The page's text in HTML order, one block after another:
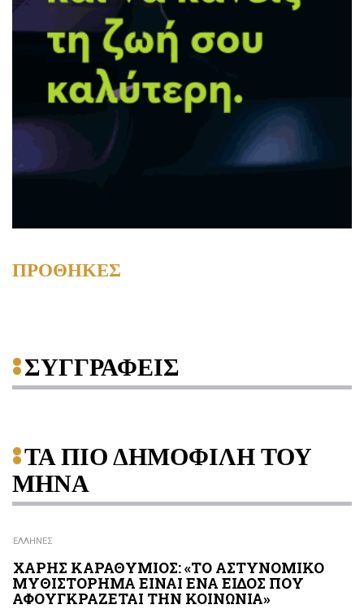
ΠΡΟΘΗΚΕΣ
ΣΥΓΓΡΑΦΕΙΣ
ΤΑ ΠΙΟ ΔΗΜΟΦΙΛΗ ΤΟΥ
ΜΗΝΑ
ΕΛΛΗΝΕΣ
ΧΑΡΗΣ ΚΑΡΑΘΥΜΙΟΣ: «ΤΟ ΑΣΤΥΝΟΜΙΚΟ
ΜΥΘΙΣΤΟΡΗΜΑ ΕΙΝΑΙ ΕΝΑ ΕΙΔΟΣ ΠΟΥ
ΑΦΟΥΓΚΡΑΖΕΤΑΙ ΤΗΝ ΚΟΙΝΩΝΙΑ»